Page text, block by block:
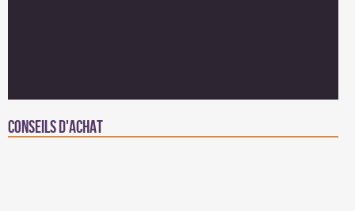
Conseils d'achat